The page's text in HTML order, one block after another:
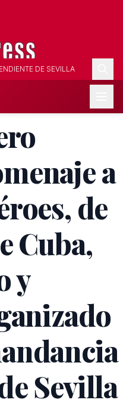
DE SEVILLA
a
de
Cuba,
y
Sevilla